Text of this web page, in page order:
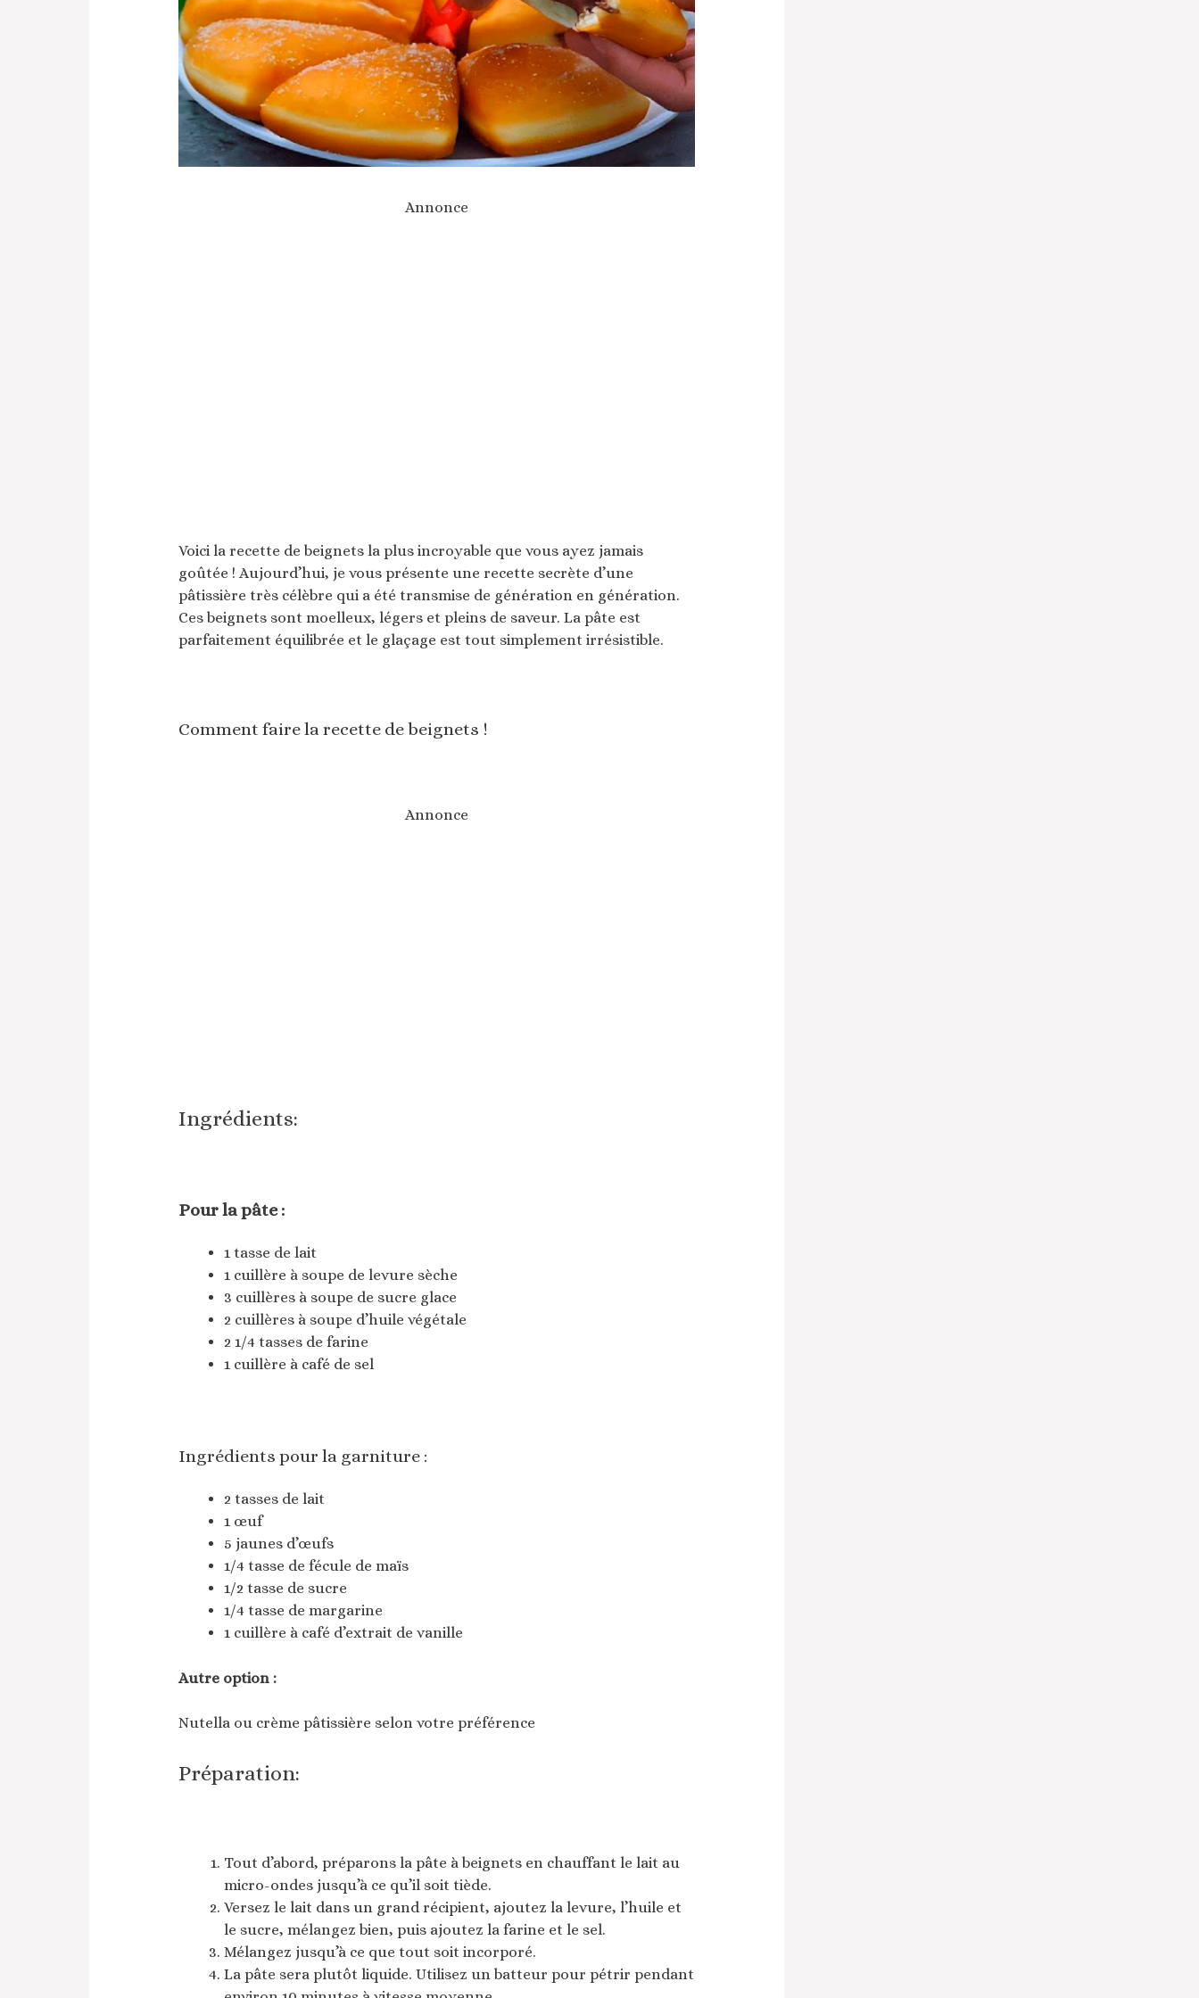
Annonce
Voici la recette de beignets la plus incroyable que vous ayez jamais
goûtée ! Aujourd’hui, je vous présente une recette secrète d’une
pâtissière très célèbre qui a été transmise de génération en génération.
Ces beignets sont moelleux, légers et pleins de saveur. La pâte est
parfaitement équilibrée et le glaçage est tout simplement irrésistible.
Comment faire la recette de beignets !
Annonce
Ingrédients:
Pour la pâte :
1 tasse de lait
1 cuillère à soupe de levure sèche
3 cuillères à soupe de sucre glace
2 cuillères à soupe d’huile végétale
2 1/4 tasses de farine
1 cuillère à café de sel
Ingrédients pour la garniture :
2 tasses de lait
1 œuf
5 jaunes d’œufs
1/4 tasse de fécule de maïs
1/2 tasse de sucre
1/4 tasse de margarine
1 cuillère à café d’extrait de vanille
Autre option :
Nutella ou crème pâtissière selon votre préférence
Préparation:
Tout d’abord, préparons la pâte à beignets en chauffant le lait au
micro-ondes jusqu’à ce qu’il soit tiède.
Versez le lait dans un grand récipient, ajoutez la levure, l’huile et
le sucre, mélangez bien, puis ajoutez la farine et le sel.
Mélangez jusqu’à ce que tout soit incorporé.
La pâte sera plutôt liquide. Utilisez un batteur pour pétrir pendant